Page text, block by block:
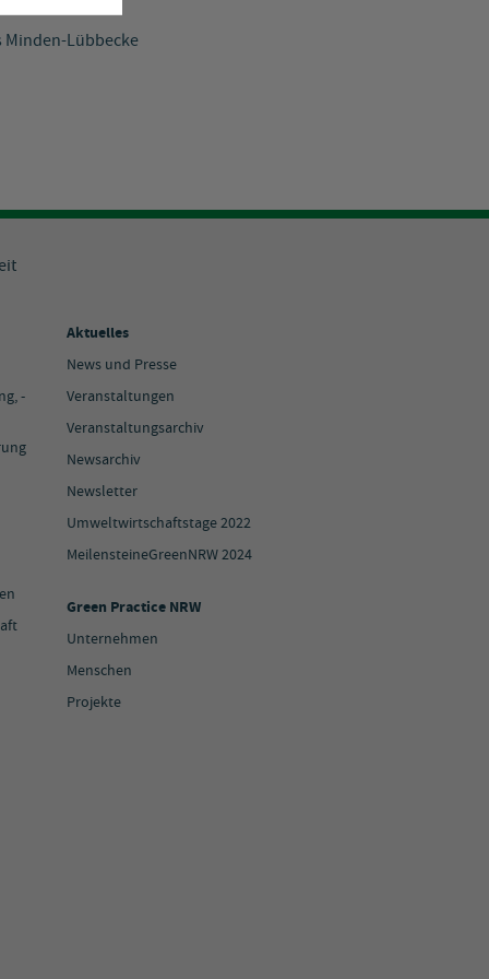
Minden-Lübbecke
-
Aktuelles
News und Presse
Veranstaltungen
Veranstaltungsarchiv
Newsarchiv
Newsletter
Umweltwirtschaftstage 2022
MeilensteineGreenNRW 2024
Green Practice NRW
Unternehmen
Menschen
Projekte